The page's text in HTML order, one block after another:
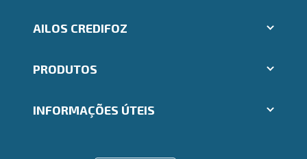
AILOS CREDIFOZ
Indique um amigo
Trabalhe Conosco
Ailos Educação
PRODUTOS
Consórcios
INFORMAÇÕES ÚTEIS
Postos de Atendimento